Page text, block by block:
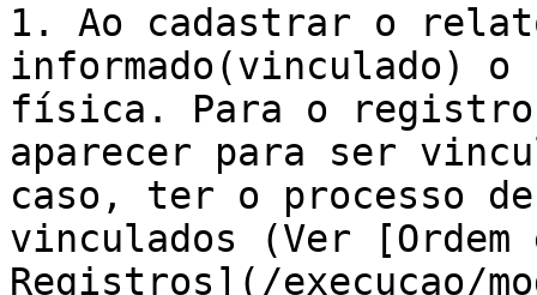
1. Ao cadastrar o
informado(vinculado) o
física. Para o registro
aparecer para ser
caso, ter o processo
vinculados (Ver [Ordem
Registros](/execucao/